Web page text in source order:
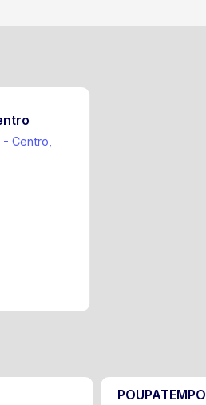
Centro,
POUPATEMPO